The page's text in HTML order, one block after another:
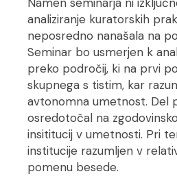
analiziranje kuratorskih
neposredno nanašala na
Seminar bo usmerjen k
preko področij, ki na prvi
skupnega s tistim, kar
avtonomna umetnost. Del
osredotočal na
insititucij v umetnosti. Pri
institucije razumljen v
pomenu besede.